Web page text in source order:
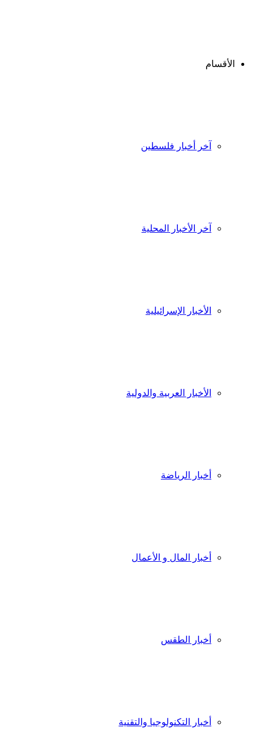
الأقسام
آخر أخبار فلسطين
آخر الأخبار المحلية
الأخبار الإسرائيلية
الأخبار العربية والدولية
أخبار الرياضة
أخبار المال و الأعمال
أخبار الطقس
أخبار التكنولوجيا والتقنية